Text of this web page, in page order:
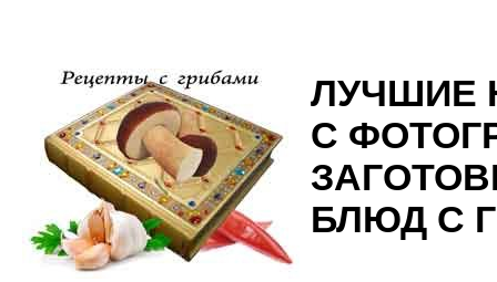
ЛУЧШИЕ
С
БЛЮД С